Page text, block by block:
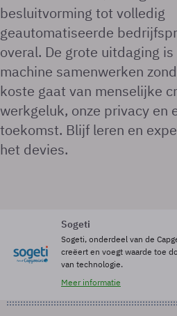
besluitvorming tot volledig
geautomatiseerde
overal. De grote uitdaging
machine samenwerken
koste gaat van menselijke
werkgeluk, onze privacy en
toekomst. Blijf leren en
het devies.
Sogeti
Sogeti, onderdeel van de
creëert en voegt waarde toe
van technologie.
Meer informatie